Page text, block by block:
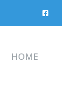
HOME